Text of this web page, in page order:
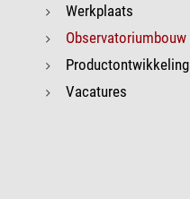
Werkplaats
Observatoriumbouw
Productontwikkeling
Vacatures